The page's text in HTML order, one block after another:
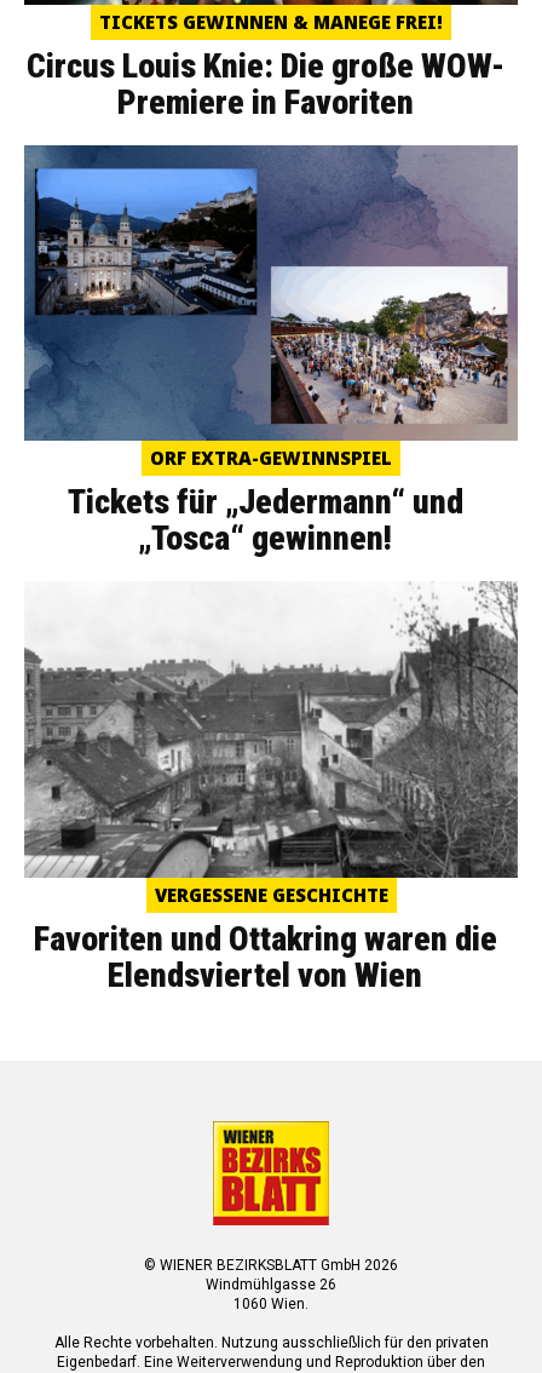
TICKETS GEWINNEN & MANEGE FREI!
Circus Louis Knie: Die große WOW-
Premiere in Favoriten
ORF EXTRA-GEWINNSPIEL
Tickets für „Jedermann“ und
„Tosca“ gewinnen!
VERGESSENE GESCHICHTE
Favoriten und Ottakring waren die
Elendsviertel von Wien
© WIENER BEZIRKSBLATT GmbH 2026
Windmühlgasse 26
1060 Wien.
Alle Rechte vorbehalten. Nutzung ausschließlich für den privaten
Eigenbedarf. Eine Weiterverwendung und Reproduktion über den